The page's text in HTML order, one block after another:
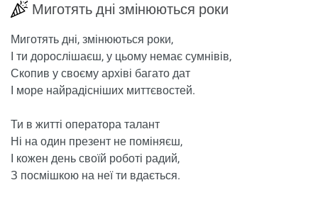
Миготять дні змінюються роки
Миготять дні, змінюються роки,
І ти дорослішаєш, у цьому немає сумнівів,
Скопив у своєму архіві багато дат
І море найрадісніших миттєвостей.
Ти в житті оператора талант
Ні на один презент не поміняєш,
І кожен день своїй роботі радий,
З посмішкою на неї ти вдається.